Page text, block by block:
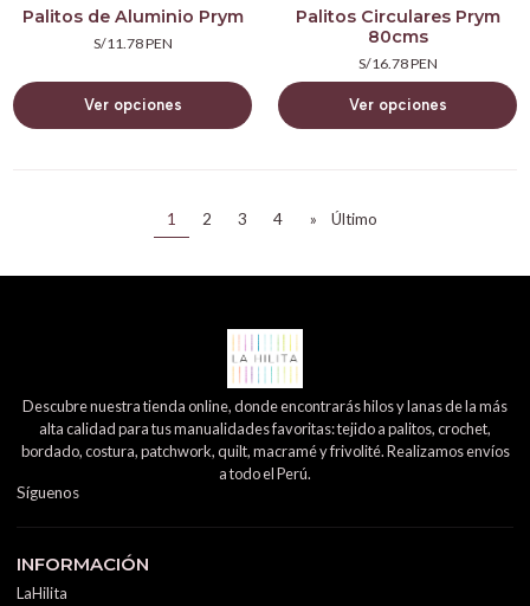
Palitos de Aluminio Prym
S/11.78 PEN
Ver opciones
Palitos Circulares Prym
80cms
S/16.78 PEN
Ver opciones
1 2 3 4 » Último
Descubre nuestra tienda online, donde encontrarás hilos y lanas de la más
alta calidad para tus manualidades favoritas: tejido a palitos, crochet,
bordado, costura, patchwork, quilt, macramé y frivolité. Realizamos envíos
a todo el Perú.
Síguenos
INFORMACIÓN
LaHilita